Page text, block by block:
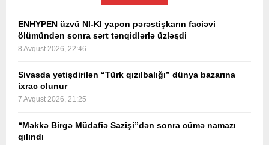
ENHYPEN üzvü NI-KI yapon pərəstişkarın faciəvi
ölümündən sonra sərt tənqidlərlə üzləşdi
8 Avqust 2026, 22:46
Sivasda yetişdirilən “Türk qızılbalığı” dünya bazarına
ixrac olunur
7 Avqust 2026, 21:25
“Məkkə Birgə Müdafiə Sazişi”dən sonra cümə namazı
qılındı